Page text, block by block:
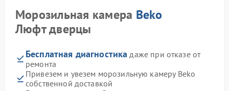
Морозильная камера Beko
Люфт дверцы
Бесплатная диагностика даже при отказе от
ремонта
Привезем и увезем морозильную камеру Beko
собственной доставкой